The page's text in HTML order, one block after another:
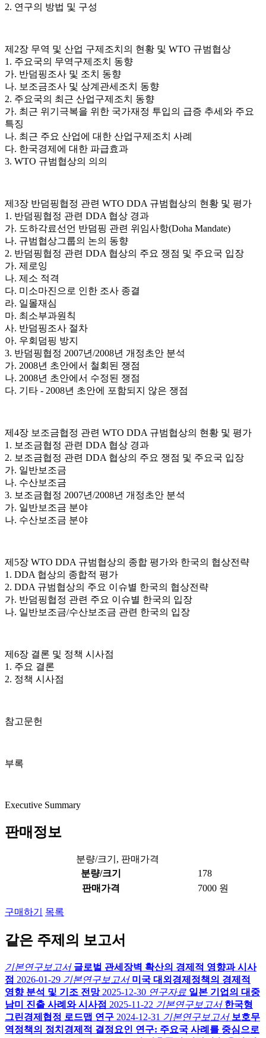
2. 연구의 방법 및 구성
제2장 무역 및 산업 구제조치의 현황 및 WTO 규범협상
1. 주요국의 무역구제조치 동향
가. 반덤핑조사 및 조치 동향
나. 보조금조사 및 상계관세조치 동향
2. 주요국의 최근 산업구제조치 동향
가. 최근 위기극복을 위한 국가재정 투입의 급증 추세와 주요
특징
나. 최근 주요 산업에 대한 산업구제조치 사례
다. 한국경제에 대한 파급효과
3. WTO 규범협상의 의의
제3장 반덤핑협정 관련 WTO DDA 규범협상의 현황 및 평가
1. 반덤핑협정 관련 DDA 협상 경과
가. 도하각료선언 반덤핑 관련 위임사항(Doha Mandate)
나. 규범협상그룹의 논의 동향
2. 반덤핑협정 관련 DDA 협상의 주요 쟁점 및 주요국 입장
가. 제로잉
나. 제소 적격
다. 미소마진으로 인한 조사 종결
라. 일몰재심
마. 최소부과원칙
사. 반덤핑조사 절차
아. 우회덤핑 방지
3. 반덤핑협정 2007년/2008년 개정초안 분석
가. 2008년 초안에서 철회된 쟁점
나. 2008년 초안에서 수정된 쟁점
다. 기타 - 2008년 초안에 포함되지 않은 쟁점
제4장 보조금협정 관련 WTO DDA 규범협상의 현황 및 평가
1. 보조금협정 관련 DDA 협상 경과
2. 보조금협정 관련 DDA 협상의 주요 쟁점 및 주요국 입장
가. 일반보조금
나. 수산보조금
3. 보조금협정 2007년/2008년 개정초안 분석
가. 일반보조금 분야
나. 수산보조금 분야
제5장 WTO DDA 규범협상의 종합 평가와 한국의 협상전략
1. DDA 협상의 종합적 평가
2. DDA 규범협상의 주요 이슈별 한국의 협상전략
가. 반덤핑협정 관련 주요 이슈별 한국의 입장
나. 일반보조금/수산보조금 관련 한국의 입장
제6장 결론 및 정책 시사점
1. 주요 결론
2. 정책 시사점
참고문헌
부록
Executive Summary
판매정보
분량/크기, 판매가격
분량/크기
178
판매가격
7000 원
구매하기 목록
같은 주제의 보고서
기본연구보고서 글로벌 관세장벽 확산의 경제적 영향과 시사
점 2026-01-29 기본연구보고서 미국 대외경제정책의 경제적
영향 분석 및 기조 전망 2025-12-30 연구자료 일본 기업의 대중
남미 진출 사례와 시사점 2025-11-22 기본연구보고서 한국형
그린경제협정 로드맵 연구 2024-12-31 기본연구보고서 보호무
역정책의 정치경제적 결정요인 연구: 주요국 사례를 중심으로